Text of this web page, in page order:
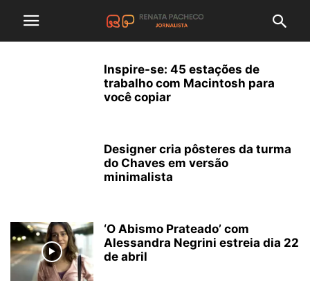
Inspire-se: 45 estações de
trabalho com Macintosh para
você copiar
Designer cria pôsteres da turma
do Chaves em versão
minimalista
‘O Abismo Prateado’ com
Alessandra Negrini estreia dia 22
de abril